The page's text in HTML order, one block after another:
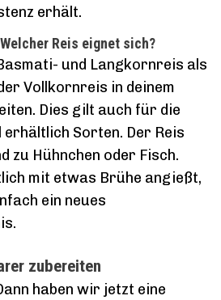
erhält.
Reis eignet sich?
und Langkornreis als
Vollkornreis in deinem
Dies gilt auch für die
Sorten. Der Reis
zu Hühnchen oder Fisch.
mit etwas Brühe angießt,
ein neues
zubereiten
haben wir jetzt eine